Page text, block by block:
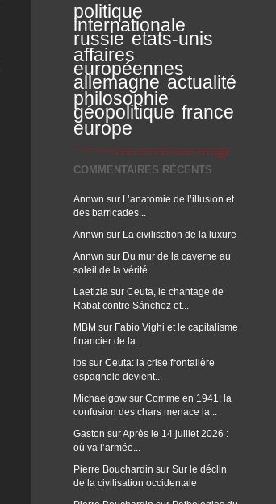
politique
internationale
russie etats-unis
affaires
européennes
allemagne actualité
philosophie
géopolitique france
europe
COMMENTAIRES RÉCENTS
Annwn sur L’anatomie de l’illusion et
des barricades...
Annwn sur La civilisation de la luxure
Annwn sur Du mur de la caverne au
soleil de la vérité
Laetizia sur Ceuta, le chantage de
Rabat contre Sánchez et...
MBM sur Fabio Vighi et le capitalisme
financier de la...
lbs sur Ceuta: la crise frontalière
espagnole devient...
Michaelgow sur Comme en 1941: la
confusion des chars menace la...
Gaston surAprès le 14 juillet 2026 :
où va l’armée...
Pierre Bouchardin sur Sur le déclin
de la civilisation occidentale